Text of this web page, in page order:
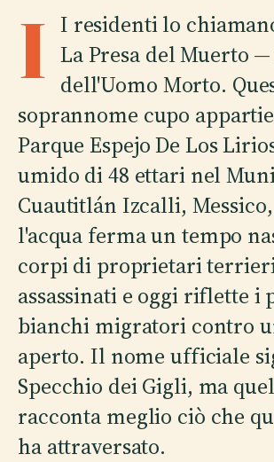
I I residenti lo
La Presa del Muerto
dell'Uomo Morto.
soprannome cupo
Parque Espejo De Los
umido di 48 ettari nel
Cuautitlán Izcalli,
l'acqua ferma un tempo
corpi di proprietari
assassinati e oggi riflette i
bianchi migratori contro
aperto. Il nome ufficiale
Specchio dei Gigli, ma
racconta meglio ciò che
ha attraversato.